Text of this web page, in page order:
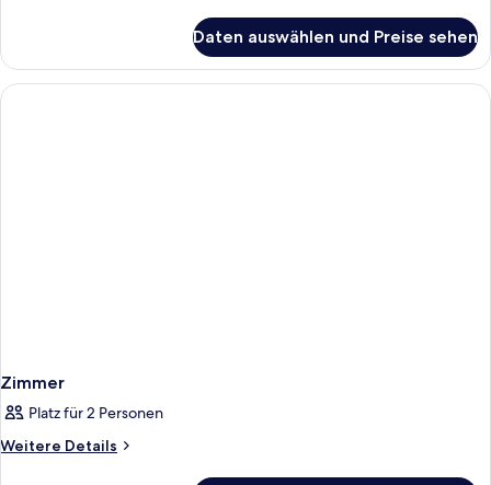
Daten auswählen und Preise sehen
Zimmer
Platz für 2 Personen
Weitere Details
Weitere